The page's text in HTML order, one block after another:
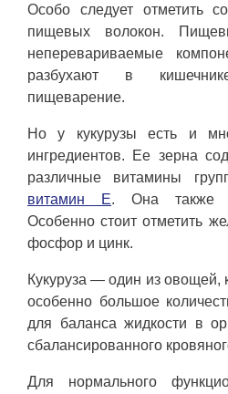
Особо следует отметить
пищевых волокон.
неперевариваемые
разбухают в
пищеварение.
Но у кукурузы есть и
ингредиентов. Ее зерна
различные витамины
витамин Е. Она также
Особенно стоит отметить
фосфор и цинк.
Кукуруза — один из овощей,
особенно большое
для баланса жидкости в
сбалансированного
Для нормального